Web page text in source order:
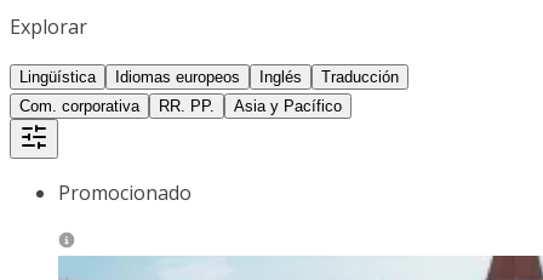
Explorar
Lingüística Idiomas europeos Inglés
Traducción
Com. corporativa
RR. PP. Asia y Pacífico
Promocionado